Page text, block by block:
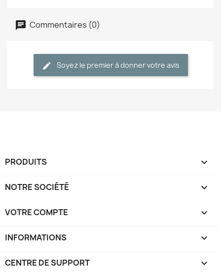
Commentaires (0)
Soyez le premier à donner votre avis
PRODUITS 
NOTRE SOCIÉTÉ 
VOTRE COMPTE 
INFORMATIONS keyboard_arrow_down
CENTRE DE SUPPORT 